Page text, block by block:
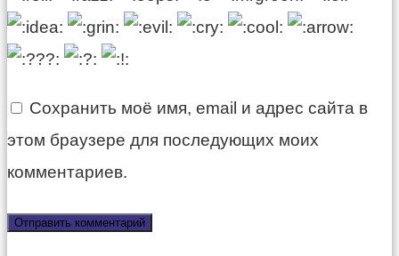
Сохранить моё имя, email и адрес сайта в
этом браузере для последующих моих
комментариев.